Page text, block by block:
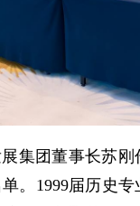
集团董事长苏
。1999届历史